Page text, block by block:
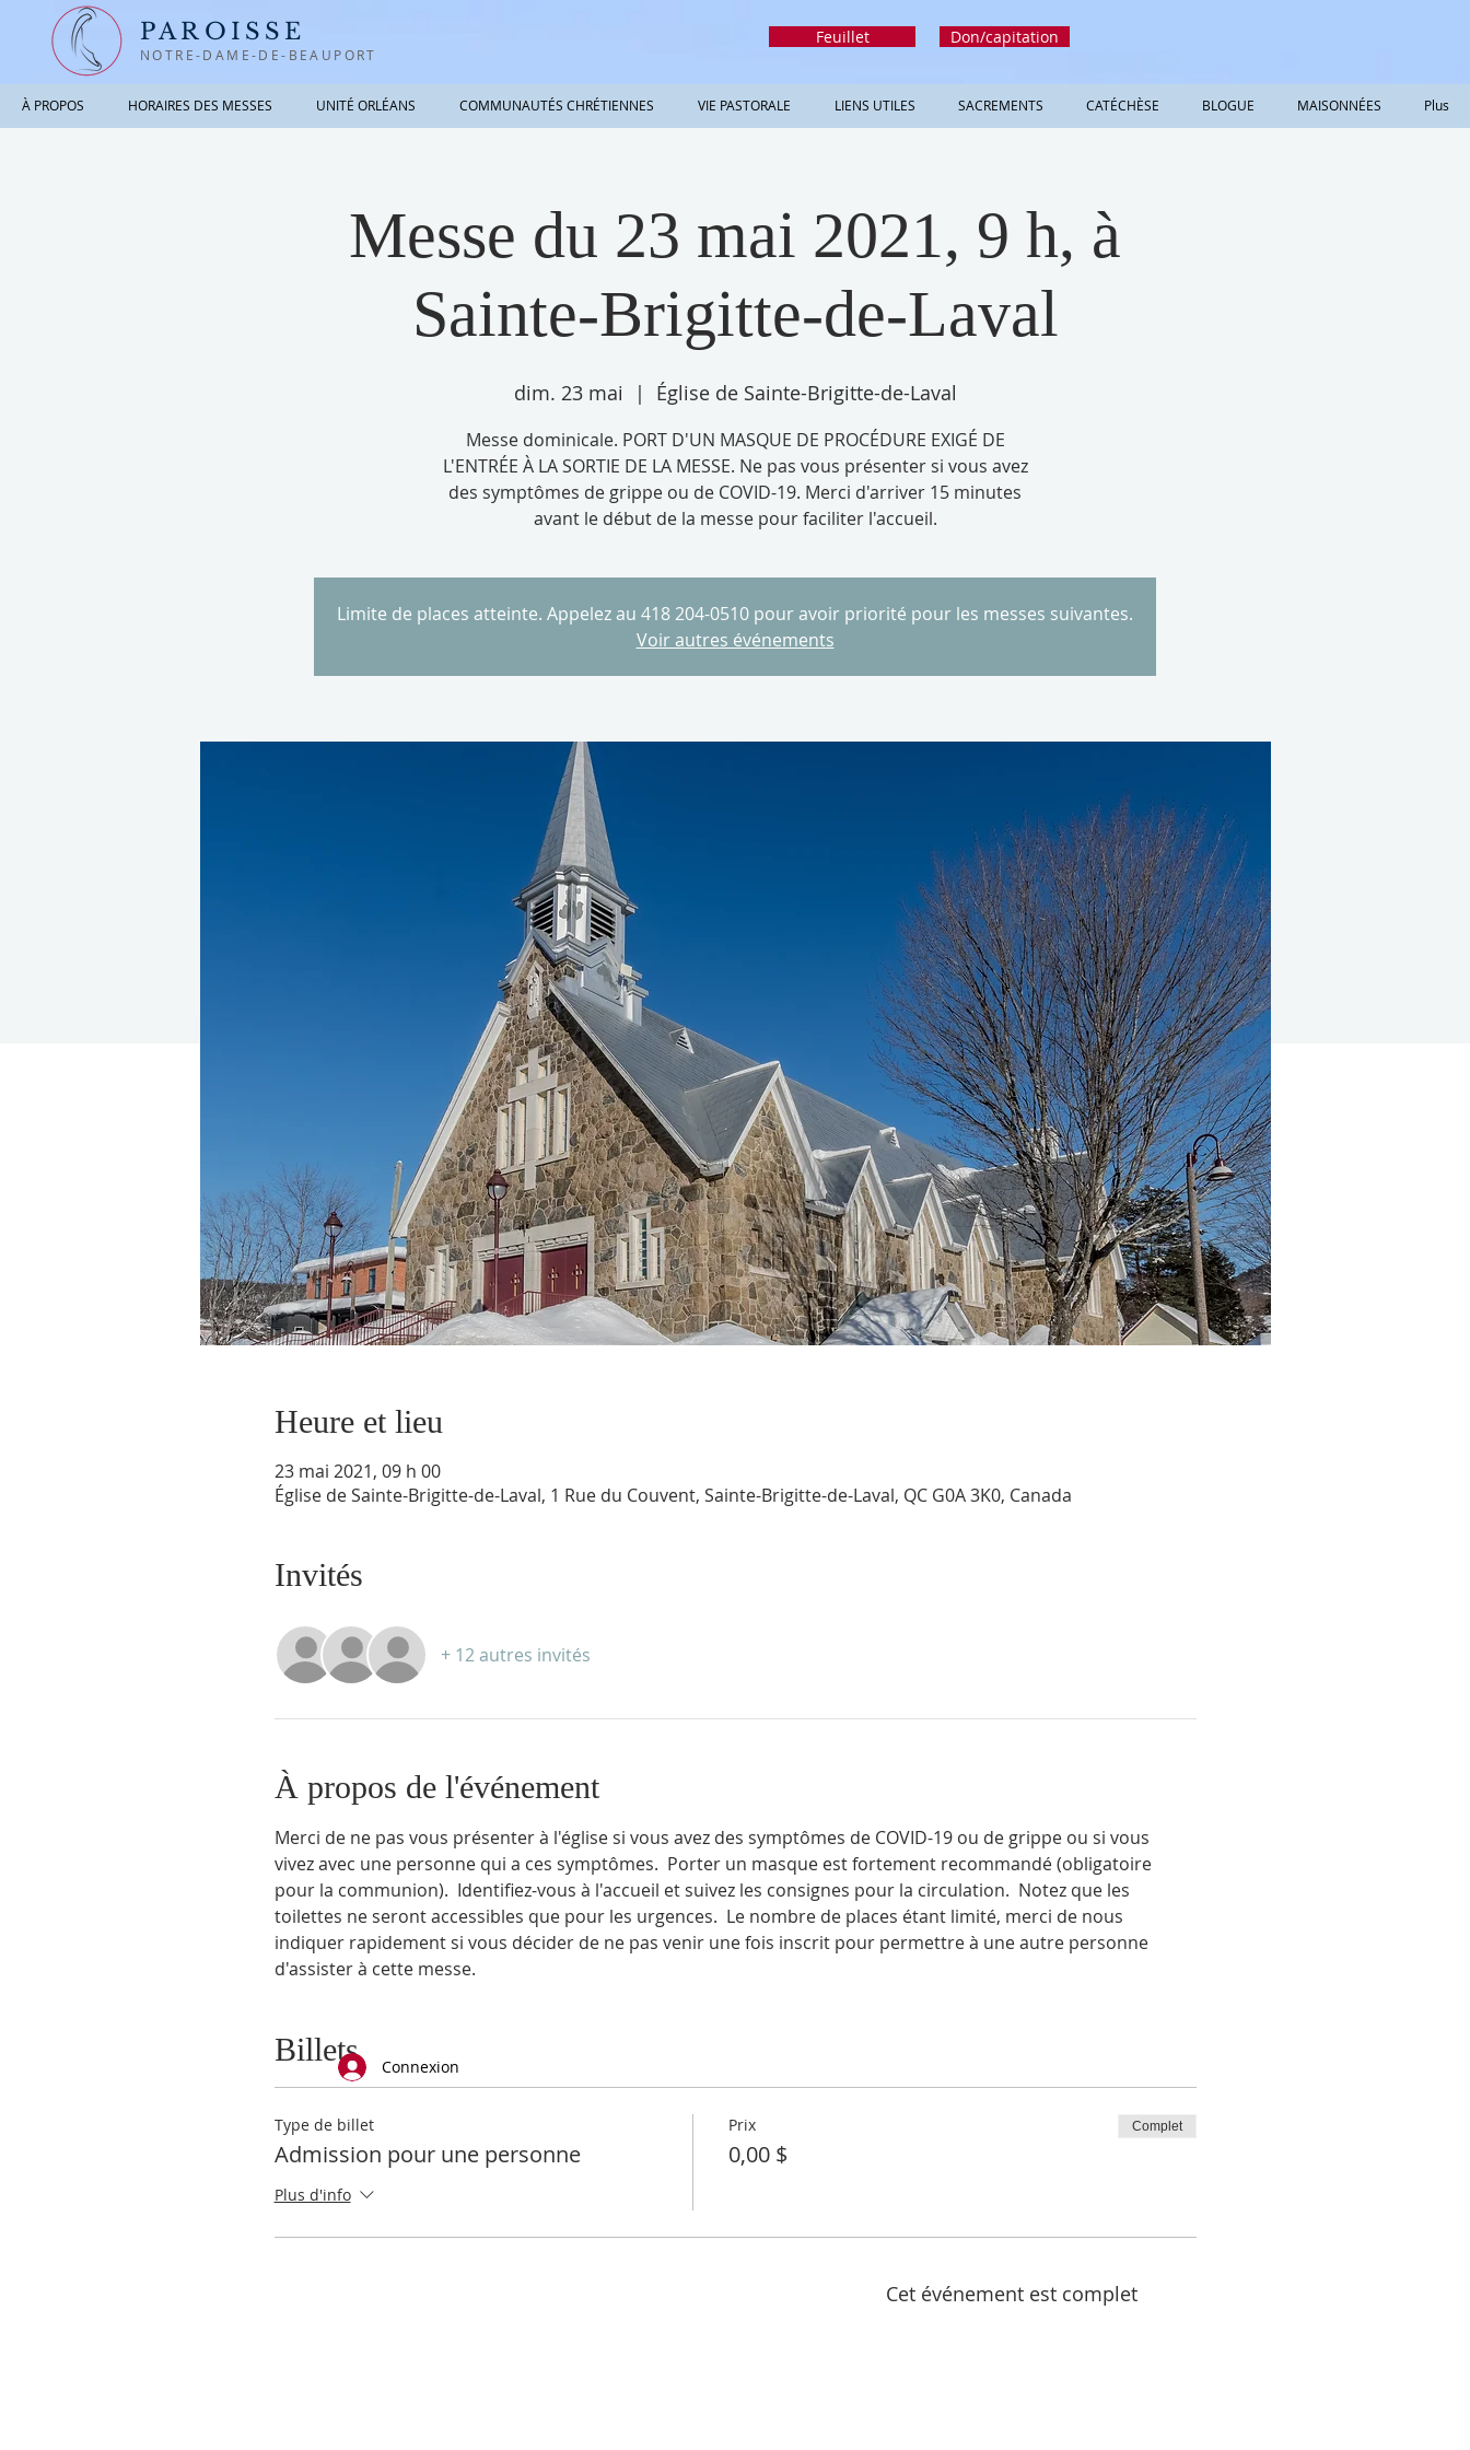
PAROISSE
NOTRE-DAME-DE-BEAUPORT
Feuillet Don/capitation
Connexion
À PROPOS HORAIRES DES MESSES UNITÉ ORLÉANS COMMUNAUTÉS CHRÉTIENNES VIE PASTORALE LIENS UTILES SACREMENTS CATÉCHÈSE BLOGUE MAISONNÉES Plus
Messe du 23 mai 2021, 9 h, à
Sainte-Brigitte-de-Laval
dim. 23 mai
  |
Église de Sainte-Brigitte-de-Laval
Messe dominicale. PORT D'UN MASQUE DE PROCÉDURE EXIGÉ DE
L'ENTRÉE À LA SORTIE DE LA MESSE. Ne pas vous présenter si vous avez
des symptômes de grippe ou de COVID-19. Merci d'arriver 15 minutes
avant le début de la messe pour faciliter l'accueil.
Limite de places atteinte. Appelez au 418 204-0510 pour avoir priorité pour les messes suivantes.
Voir autres événements
Heure et lieu
23 mai 2021, 09 h 00
Église de Sainte-Brigitte-de-Laval, 1 Rue du Couvent, Sainte-Brigitte-de-Laval, QC G0A 3K0, Canada
Invités
+ 12 autres invités
À propos de l'événement
Merci de ne pas vous présenter à l'église si vous avez des symptômes de COVID-19 ou de grippe ou si vous
vivez avec une personne qui a ces symptômes.  Porter un masque est fortement recommandé (obligatoire
pour la communion).  Identifiez-vous à l'accueil et suivez les consignes pour la circulation.  Notez que les
toilettes ne seront accessibles que pour les urgences.  Le nombre de places étant limité, merci de nous
indiquer rapidement si vous décider de ne pas venir une fois inscrit pour permettre à une autre personne
d'assister à cette messe.
Billets
Type de billet
Admission pour une personne
Plus d'info
Prix
0,00 $
Complet
Cet événement est complet